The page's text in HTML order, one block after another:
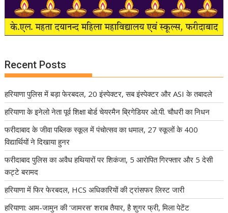
Recent Posts
हरियाणा पुलिस में बड़ा फेरबदल, 20 इंस्पेक्टर, सब इंस्पेक्टर और ASI के तबादले
हरियाणा के इनेलो नेता पूर्व शिक्षा बोर्ड चेयरमैन ब्रिगेडियर ओ.पी. चौधरी का निधन
फरीदाबाद के जीवा पब्लिक स्कूल में पंचोत्सव का धमाल, 27 स्कूलों के 400
विद्यार्थियों ने दिखाया हुनर
फरीदाबाद पुलिस का अवैध हथियारों पर शिकंजा, 5 आरोपित गिरफ्तार और 5 देसी
कट्टे बरामद
हरियाणा में फिर फेरबदल, HCS अधिकारियों की ट्रांसफर लिस्ट जारी
हरियाणा: आम-जामुन की ‘जामरस’ शराब तैयार, है शुगर फ्री, मिला पेटेंट